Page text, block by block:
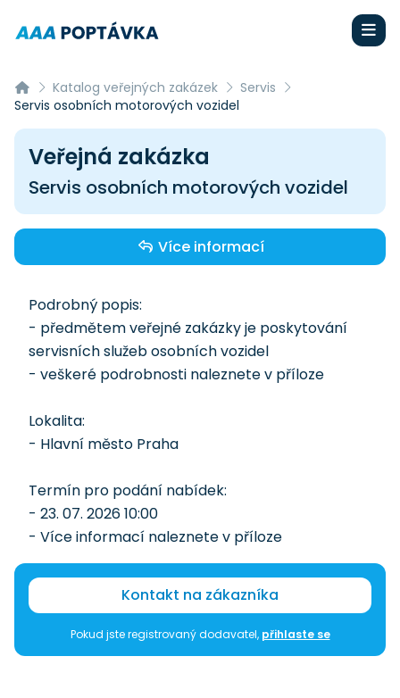
Katalog veřejných zakázek
Servis
Servis osobních motorových vozidel
Veřejná zakázka
Servis osobních motorových vozidel
Více informací
Podrobný popis:
- předmětem veřejné zakázky je poskytování
servisních služeb osobních vozidel
- veškeré podrobnosti naleznete v příloze
Lokalita:
- Hlavní město Praha
Termín pro podání nabídek:
- 23. 07. 2026 10:00
- Více informací naleznete v příloze
Kontakt na zákazníka
Pokud jste registrovaný dodavatel, přihlaste se